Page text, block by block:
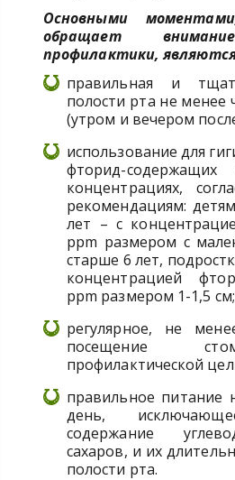
Основными
обращает
профилактики,
правильная и
полости рта не менее
(утром и вечером
использование для
фторид-
концентрациях,
рекомендациям:
лет – с
ppm размером с
старше 6 лет,
концентрацией
ppm размером 1-1,5 см;
регулярное, не
посещение
профилактической
правильное питание
день,
содержание
сахаров, и их
полости рта.